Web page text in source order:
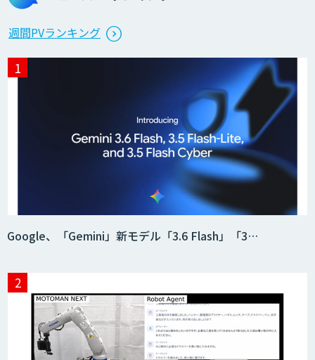
Microcosm×AIエンジニアでオンプレミ
スのAI導入支援サービス
生成AI活用 1day ブートキャンプ
データ分析エージェント
ービス
フィジカルAI・AIロボット向け教師デー
タ収集・作成
週間PVランキング
Google、「Gemini」新モデル「3.6 Flash」「3…